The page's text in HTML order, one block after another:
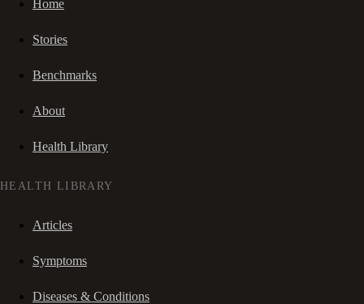
Home
Stories
Benchmarks
About
Health Library
HEALTH LIBRARY
Articles
Symptoms
Diseases & Conditions